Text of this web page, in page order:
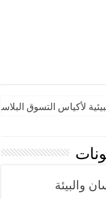
لأكياس التسوق
والبيئة